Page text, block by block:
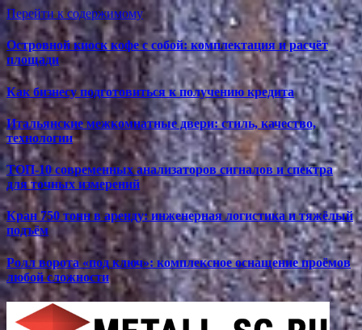
Перейти к содержимому
Островной киоск кофе с собой: комплектация и расчёт
площади
Как бизнесу подготовиться к получению кредита
Итальянские межкомнатные двери: стиль, качество,
технологии
ТОП-10 современных анализаторов сигналов и спектра
для точных измерений
Кран 750 тонн в аренду: инженерная логистика и тяжёлый
подъём
Ролл ворота «под ключ»: комплексное оснащение проёмов
любой сложности